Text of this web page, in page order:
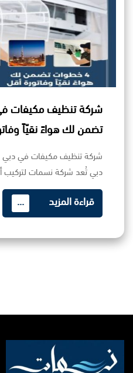
تضمن لك هواءً نقيّاً
شركة تنظيف مكيفات في
دبي تُعد شركة نسمات لتركيب
قراءة المزيد ...